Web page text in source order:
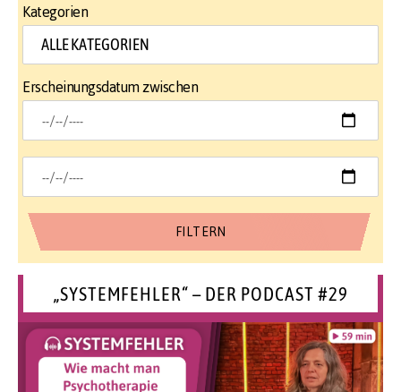
Kategorien
Erscheinungsdatum zwischen
„SYSTEMFEHLER“ – DER PODCAST #29